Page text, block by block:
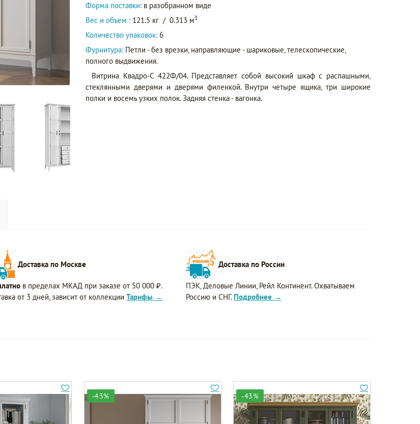
Форма поставки: в разобранном виде
Вес и объем : 121.5 кг / 0.313 м3
Количество упаковок: 6
Фурнитура: Петли - без врезки, направляющие - шариковые, телескопические,
полного выдвижения.
Витрина Квадро-С 422Ф/04. Представляет собой высокий шкаф с распашными,
стеклянными дверями и дверями филенкой. Внутри четыре ящика, три широкие
полки и восемь узких полок. Задняя стенка - вагонка.
Доставка по Москве
в пределах МКАД при заказе от 50 000 ₽.
от 3 дней, зависит от коллекцииТарифы →
Доставка по России
ПЭК, Деловые Линии, Рейл Континент. Охватываем
Россию и СНГ. Подробнее →
-43% -43%